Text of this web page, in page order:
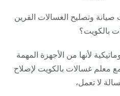
وتصليح الغسالات القرين
بالكويت؟
لأنها من الأجهزة المهمة
معلم غسالات بالكويت لإصلاح
لا تعمل،